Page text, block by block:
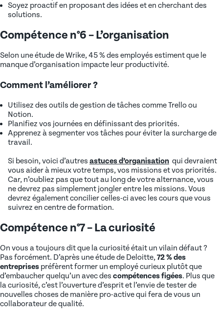
Soyez proactif en proposant des idées et en cherchant des
solutions.
Compétence n°6 – L’organisation
Selon une étude de Wrike, 45 % des employés estiment que le
manque d’organisation impacte leur productivité.
Comment l’améliorer ?
Utilisez des outils de gestion de tâches comme Trello ou
Notion.
Planifiez vos journées en définissant des priorités.
Apprenez à segmenter vos tâches pour éviter la surcharge de
travail.
Si besoin, voici d’autres astuces d’organisation qui devraient
vous aider à mieux votre temps, vos missions et vos priorités.
Car, n’oubliez pas que tout au long de votre alternance, vous
ne devrez pas simplement jongler entre les missions. Vous
devrez également concilier celles-ci avec les cours que vous
suivrez en centre de formation.
Compétence n°7 – La curiosité
On vous a toujours dit que la curiosité était un vilain défaut ?
Pas forcément. D’après une étude de Deloitte,72 % des
entreprises préfèrent former un employé curieux plutôt que
d’embaucher quelqu’un avec des compétences figées. Plus que
la curiosité, c’est l’ouverture d’esprit et l’envie de tester de
nouvelles choses de manière pro-active qui fera de vous un
collaborateur de qualité.